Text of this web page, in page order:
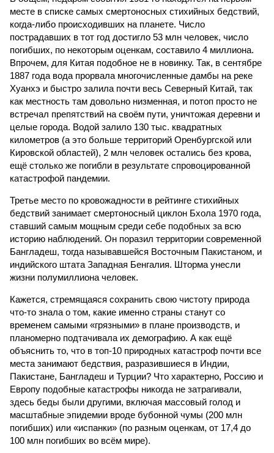
месте в списке самых смертоносных стихийных бедствий,
когда-либо происходивших на планете. Число
пострадавших в тот год достигло 53 млн человек, число
погибших, по некоторым оценкам, составило 4 миллиона.
Впрочем, для Китая подобное не в новинку. Так, в сентябре
1887 года вода прорвала многочисленные дамбы на реке
Хуанхэ и быстро залила почти весь Северный Китай, так
как местность там довольно низменная, и потоп просто не
встречал препятствий на своём пути, уничтожая деревни и
целые города. Водой залило 130 тыс. квадратных
километров (а это больше территорий Оренбургской или
Кировской областей), 2 млн человек остались без крова,
ещё столько же погибли в результате спровоцированной
катастрофой пандемии.
Третье место по кровожадности в рейтинге стихийных
бедствий занимает смертоносный циклон Бхола 1970 года,
ставший самым мощным среди себе подобных за всю
историю наблюдений. Он поразил территории современной
Бангладеш, тогда называвшейся Восточным Пакистаном, и
индийского штата Западная Бенгалия. Шторма унесли
жизни полумиллиона человек.
Кажется, стремящаяся сохранить свою чистоту природа
что-то знала о том, какие именно страны станут со
временем самыми «грязными» в плане производств, и
планомерно подтачивала их демографию. А как ещё
объяснить то, что в топ-10 природных катастроф почти все
места занимают бедствия, разразившиеся в Индии,
Пакистане, Бангладеш и Турции? Что характерно, Россию и
Европу подобные катастрофы никогда не затрагивали,
здесь беды были другими, включая массовый голод и
масштабные эпидемии вроде бубонной чумы (200 млн
погибших) или «испанки» (по разным оценкам, от 17,4 до
100 млн погибших во всём мире).